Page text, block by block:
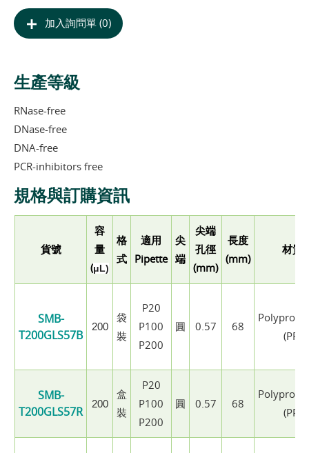
加入詢問單 (0)
生產等級
RNase-free
DNase-free
DNA-free
PCR-inhibitors free
規格與訂購資訊
貨號
容
量
(μL)
格
式
適用
Pipette
尖
端
尖端
孔徑
(mm)
長度
(mm)
材質
SMB-
T200GLS57B
200
袋
裝
P20
P100
P200
圓 0.57 68
(PP)
SMB-
T200GLS57R
200
盒
裝
P20
P100
P200
圓 0.57 68
(PP)